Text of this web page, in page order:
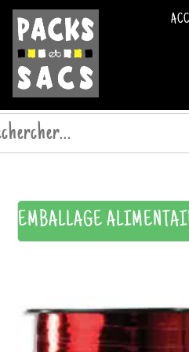
EMBALLAGE